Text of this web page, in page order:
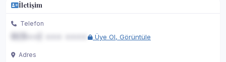
İletişim
Telefon
Üye Ol, Görüntüle
Adres